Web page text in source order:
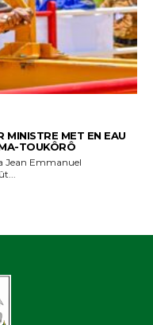
MINISTRE MET EN EAU
TOUKÔRÔ
Jean Emmanuel